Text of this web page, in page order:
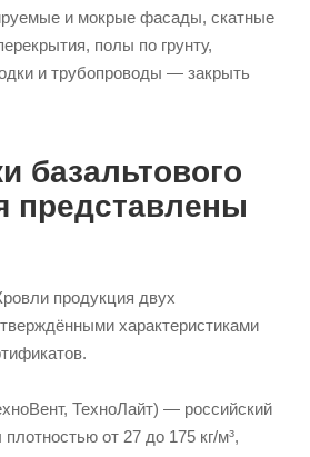
и мокрые фасады, скатные
полы по грунту,
и трубопроводы — закрыть
базальтового
представлены
продукция двух
характеристиками
ТехноЛайт) — российский
от 27 до 175 кг/м³,